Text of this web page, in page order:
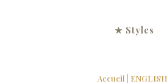
★ Styles
Accueil